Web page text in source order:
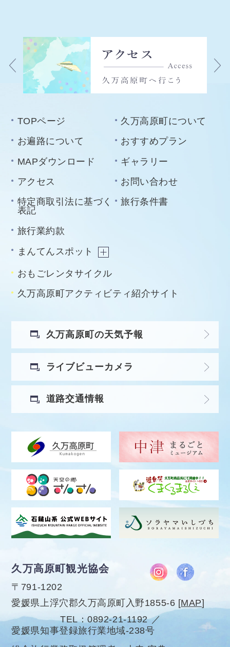
TOPページ
久万高原町について
お遍路について
おすすめプラン
MAPダウンロード
ギャラリー
アクセス
お問い合わせ
特定商取引法に基づく
表記
旅行条件書
旅行業約款
まんてんスポット
おもごレンタサイクル
久万高原町アクティビティ紹介サイト
久万高原町の天気予報
ライブビューカメラ
道路交通情報
久万高原町観光協会
〒791-1202
愛媛県上浮穴郡久万高原町入野1855-6 [MAP]
TEL
0892-21-1192
愛媛県知事登録旅行業地域-238号